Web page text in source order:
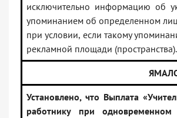
исключительно информацию об
упоминанием об определенном
при условии, если такому
рекламной площади (пространства).
Установлено, что Выплата
работнику при